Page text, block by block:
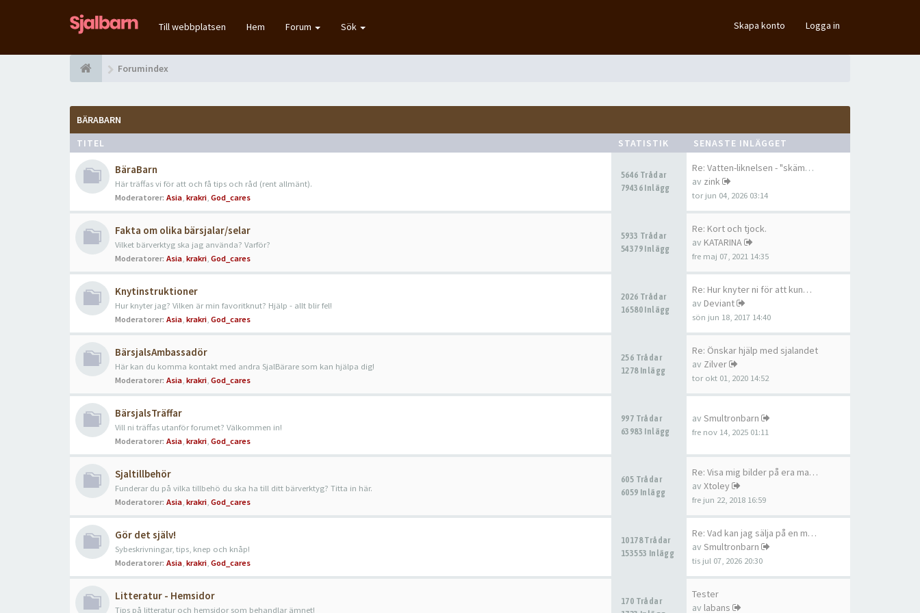
Till webbplatsen Hem Forum Sök Skapa konto Logga in
Forumindex
BÄRABARN
TITEL
STATISTIK SENASTE INLÄGGET
BäraBarn
Här träffas vi för att och få tips och råd (rent allmänt).
Moderatorer: Asia, krakri, God_cares
5646 Trådar
79436 Inlägg
Re: Vatten-liknelsen - "skämm…
av zink
tor jun 04, 2026 03:14
Fakta om olika bärsjalar/selar
Vilket bärverktyg ska jag använda? Varför?
Moderatorer: Asia, krakri, God_cares
5933 Trådar
54379 Inlägg
Re: Kort och tjock.
av KATARINA
fre maj 07, 2021 14:35
Knytinstruktioner
Hur knyter jag? Vilken är min favoritknut? Hjälp - allt blir fel!
Moderatorer: Asia, krakri, God_cares
2026 Trådar
16580 Inlägg
Re: Hur knyter ni för att kun…
av Deviant
sön jun 18, 2017 14:40
BärsjalsAmbassadör
Här kan du komma kontakt med andra SjalBärare som kan hjälpa dig!
Moderatorer: Asia, krakri, God_cares
256 Trådar
1278 Inlägg
Re: Önskar hjälp med sjalandet
av Zilver
tor okt 01, 2020 14:52
BärsjalsTräffar
Vill ni träffas utanför forumet? Välkommen in!
Moderatorer: Asia, krakri, God_cares
997 Trådar
63983 Inlägg
av Smultronbarn
fre nov 14, 2025 01:11
Sjaltillbehör
Funderar du på vilka tillbehö du ska ha till ditt bärverktyg? Titta in här.
Moderatorer: Asia, krakri, God_cares
605 Trådar
6059 Inlägg
Re: Visa mig bilder på era ma…
av Xtoley
fre jun 22, 2018 16:59
Gör det själv!
Sybeskrivningar, tips, knep och knåp!
Moderatorer: Asia, krakri, God_cares
10178 Trådar
153553 Inlägg
Re: Vad kan jag sälja på en m…
av Smultronbarn
tis jul 07, 2026 20:30
Litteratur - Hemsidor
Tips på litteratur och hemsidor som behandlar ämnet!
170 Trådar
Tester
av labans